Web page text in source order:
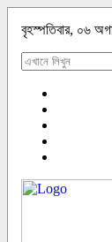
বৃহস্পতিবার, ০৬